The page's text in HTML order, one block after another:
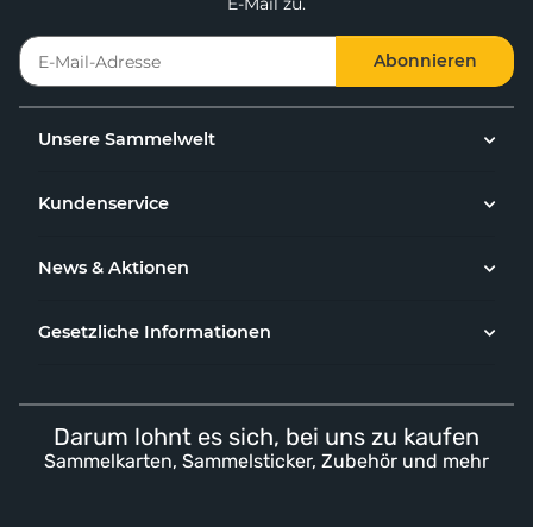
Abonnieren
Unsere Sammelwelt
Kundenservice
News & Aktionen
Gesetzliche Informationen
Darum lohnt es sich, bei uns zu kaufen
Sammelkarten, Sammelsticker, Zubehör und mehr